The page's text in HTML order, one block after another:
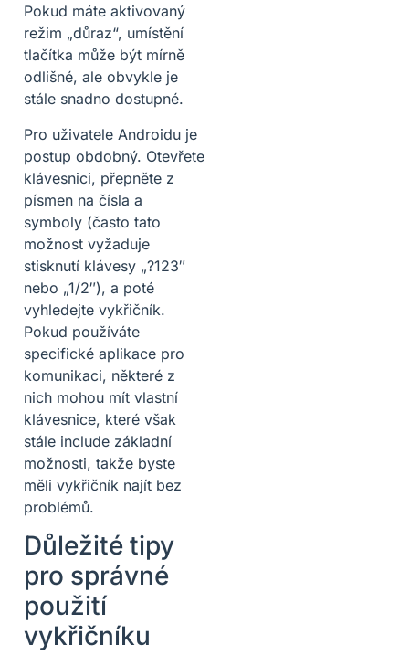
Pokud máte aktivovaný
režim „důraz“, umístění
tlačítka může být mírně
odlišné, ale obvykle je
stále snadno dostupné.
Pro uživatele Androidu je
postup obdobný. Otevřete
klávesnici, přepněte z
písmen na čísla a
symboly (často tato
možnost vyžaduje
stisknutí klávesy „?123″
nebo „1/2″), a poté
vyhledejte vykřičník.
Pokud používáte
specifické aplikace pro
komunikaci, některé z
nich mohou mít vlastní
klávesnice, které však
stále include základní
možnosti, takže byste
měli vykřičník najít bez
problémů.
Důležité tipy
pro správné
použití
vykřičníku